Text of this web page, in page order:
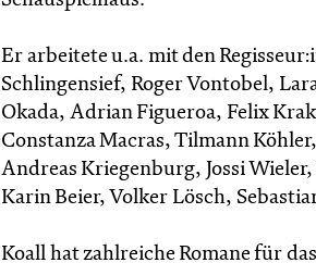
Er arbeitete u.a. mit den
Schlingensief, Roger Vontobel,
Okada, Adrian Figueroa, Felix
Constanza Macras, Tilmann
Andreas Kriegenburg, Jossi
Karin Beier, Volker Lösch,
Koall hat zahlreiche Romane für